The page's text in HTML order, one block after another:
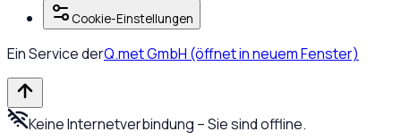
Cookie-Einstellungen
Ein Service derQ.met GmbH (öffnet in neuem Fenster)
Keine Internetverbindung – Sie sind offline.